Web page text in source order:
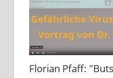
Florian Pfaff: